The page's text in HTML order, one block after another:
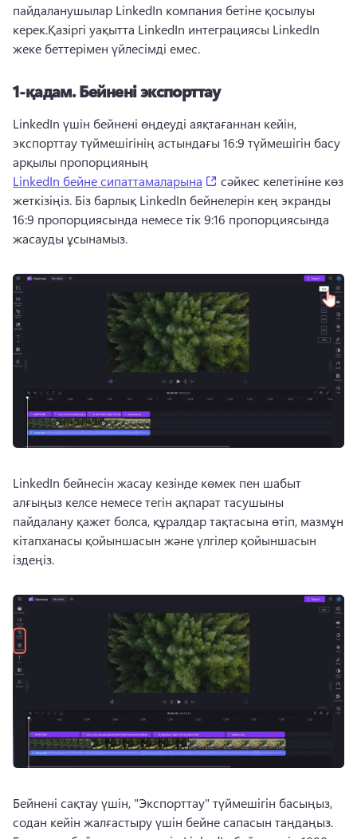
пайдаланушылар LinkedIn компания бетіне қосылуы
керек.Қазіргі уақытта LinkedIn интеграциясы LinkedIn
жеке беттерімен үйлесімді емес.
1-қадам.Бейнені экспорттау
LinkedIn үшін бейнені өңдеуді аяқтағаннан кейін,
экспорттау түймешігінің астындағы 16:9 түймешігін басу
арқылы пропорцияның
LinkedIn бейне сипаттамаларына
(opens in a new tab)
сәйкес келетініне көз
жеткізіңіз. Біз барлық LinkedIn бейнелерін кең экранды
16:9 пропорциясында немесе тік 9:16 пропорциясында
жасауды ұсынамыз.
LinkedIn бейнесін жасау кезінде көмек пен шабыт
алғыңыз келсе немесе тегін ақпарат тасушыны
пайдалану қажет болса, құралдар тақтасына өтіп, мазмұн
кітапханасы қойыншасын және үлгілер қойыншасын
іздеңіз.
Бейнені сақтау үшін, "Экспорттау" түймешігін басыңыз,